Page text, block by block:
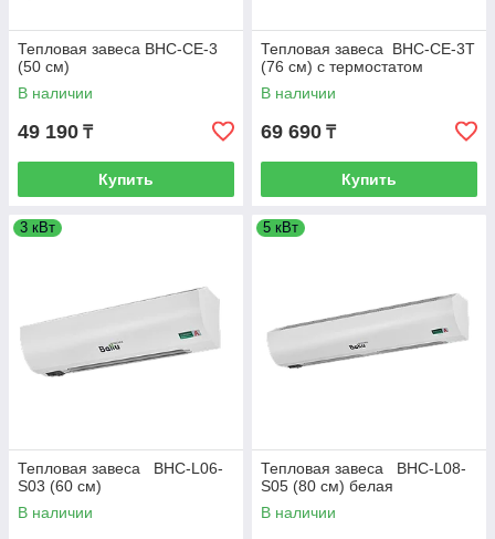
Тепловая завеса BHC-CE-3
(50 см)
В наличии
49 190 ₸
Купить
Тепловая завеса BHC-CE-3T
(76 см) с термостатом
В наличии
69 690 ₸
Купить
3 кВт
Тепловая завеса BHC-L06-
S03 (60 см)
В наличии
5 кВт
Тепловая завеса BHC-L08-
S05 (80 см) белая
В наличии